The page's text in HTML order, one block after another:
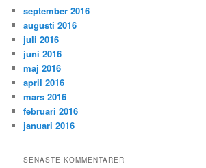
september 2016
augusti 2016
juli 2016
juni 2016
maj 2016
april 2016
mars 2016
februari 2016
januari 2016
SENASTE KOMMENTARER